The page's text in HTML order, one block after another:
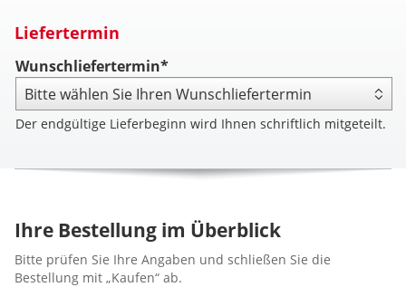
Liefertermin
Wunschliefertermin*
Der endgültige Lieferbeginn wird Ihnen schriftlich mitgeteilt.
Ihre Bestellung im Überblick
Bitte prüfen Sie Ihre Angaben und schließen Sie die
Bestellung mit „Kaufen“ ab.